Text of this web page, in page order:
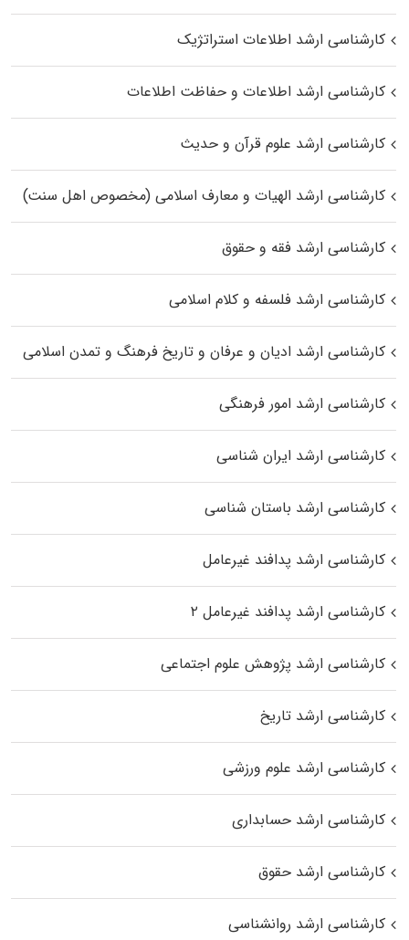
کارشناسی ارشد اطلاعات استراتژیک
کارشناسی ارشد اطلاعات و حفاظت اطلاعات
کارشناسی ارشد علوم قرآن و حدیث
کارشناسی ارشد الهیات و معارف اسلامی (مخصوص اهل سنت)
کارشناسی ارشد فقه و حقوق
کارشناسی ارشد فلسفه و کلام اسلامی
کارشناسی ارشد ادیان و عرفان و تاریخ فرهنگ و تمدن اسلامی
کارشناسی ارشد امور فرهنگی
کارشناسی ارشد ایران شناسی
کارشناسی ارشد باستان شناسی
کارشناسی ارشد پدافند غیرعامل
کارشناسی ارشد پدافند غیرعامل ۲
کارشناسی ارشد پژوهش علوم اجتماعی
کارشناسی ارشد تاریخ
کارشناسی ارشد علوم ورزشی
کارشناسی ارشد حسابداری
کارشناسی ارشد حقوق
کارشناسی ارشد روانشناسی